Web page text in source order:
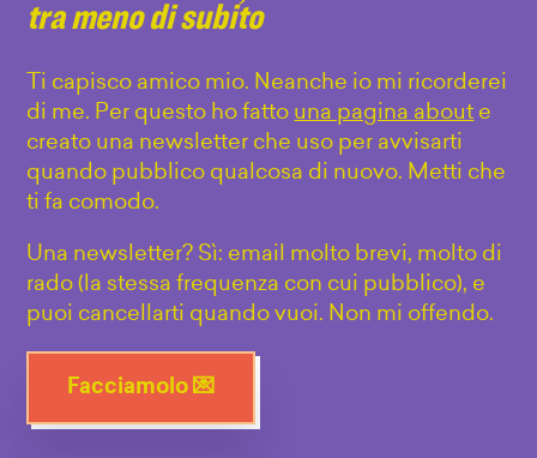
tra meno di subito
Ti capisco amico mio. Neanche io mi ricorderei
di me. Per questo ho fatto una pagina about e
creato una newsletter che uso per avvisarti
quando pubblico qualcosa di nuovo. Metti che
ti fa comodo.
Una newsletter? Sì: email molto brevi, molto di
rado (la stessa frequenza con cui pubblico), e
puoi cancellarti quando vuoi. Non mi offendo.
Facciamolo 💌